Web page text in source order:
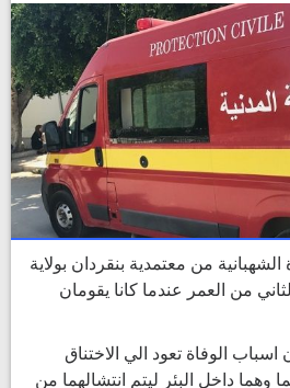
من معتمدية بنقردان بولاية
من العمر عندما كانا يقومان
اسباب الوفاة تعود الي الاختناق
وهما داخل البئر ليتم انتشالهما من